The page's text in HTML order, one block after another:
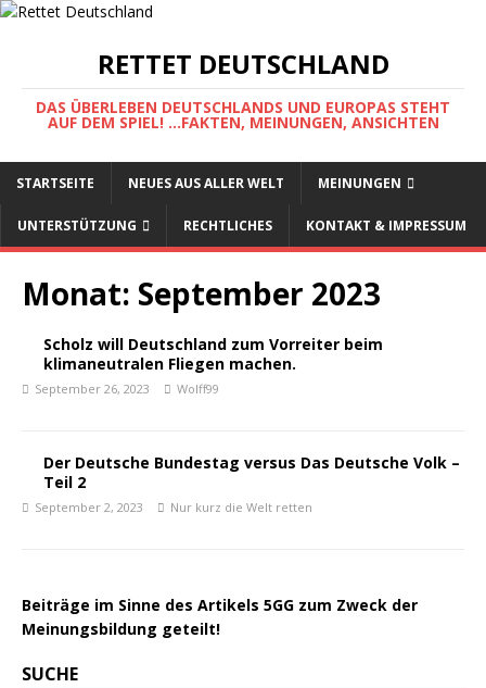
RETTET DEUTSCHLAND
DAS ÜBERLEBEN DEUTSCHLANDS UND EUROPAS STEHT
AUF DEM SPIEL! ...FAKTEN, MEINUNGEN, ANSICHTEN
STARTSEITE NEUES AUS ALLER WELT MEINUNGEN
UNTERSTÜTZUNG RECHTLICHES KONTAKT & IMPRESSUM
Monat: September 2023
Scholz will Deutschland zum Vorreiter beim
klimaneutralen Fliegen machen.
September 26, 2023 Wolff99
Der Deutsche Bundestag versus Das Deutsche Volk –
Teil 2
September 2, 2023 Nur kurz die Welt retten
Beiträge im Sinne des Artikels 5GG zum Zweck der
Meinungsbildung geteilt!
SUCHE